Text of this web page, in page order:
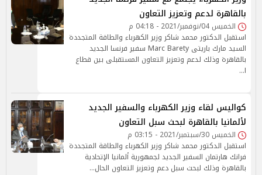
بالقاهرة لدعم وتعزيز التعاون
الخميس 04/نوفمبر/2021 - 04:18 م
استقبل الدكتور محمد شاكر وزير الكهرباء والطاقة المتجددة
السيد مارك باريتى Marc Barety سفير فرنسا الجديد
بالقاهرة وذلك لدعم وتعزيز التعاون المستقبلى بين قطاع
ا…
كواليس لقاء وزير الكهرباء والسفير الجديد
لألمانيا بالقاهرة لبحث سبل التعاون
الخميس 30/سبتمبر/2021 - 03:15 م
استقبل الدكتور محمد شاكر وزير الكهرباء والطاقة المتجددة
فرانك هارتمان السفير الجديد لجمهورية ألمانيا الإتحادية
بالقاهرة وذلك لبحث سبل دعم وتعزيز التعاون الحال…